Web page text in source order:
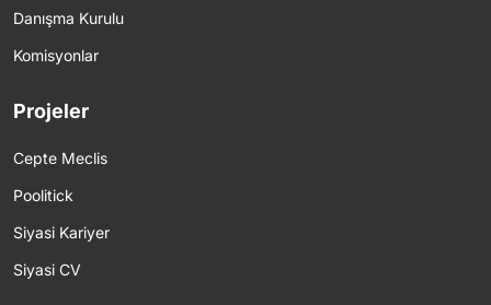
Danışma Kurulu
Komisyonlar
Projeler
Cepte Meclis
Poolitick
Siyasi Kariyer
Siyasi CV